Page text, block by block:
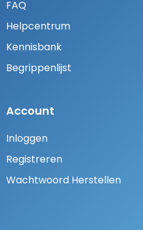
FAQ
Helpcentrum
Kennisbank
Begrippenlijst
Account
Inloggen
Registreren
Wachtwoord Herstellen